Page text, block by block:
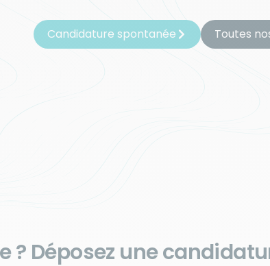
Candidature spontanée Toutes
? Déposez une